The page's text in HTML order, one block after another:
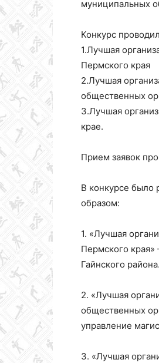
муниципальных
Конкурс
1.Лучшая
Пермского края
2.Лучшая
общественных
3.Лучшая
крае.
Прием заявок
В конкурсе было
образом:
1. «Лучшая
Пермского
Гайнского района.
2. «Лучшая
общественных
управление
3. «Лучшая